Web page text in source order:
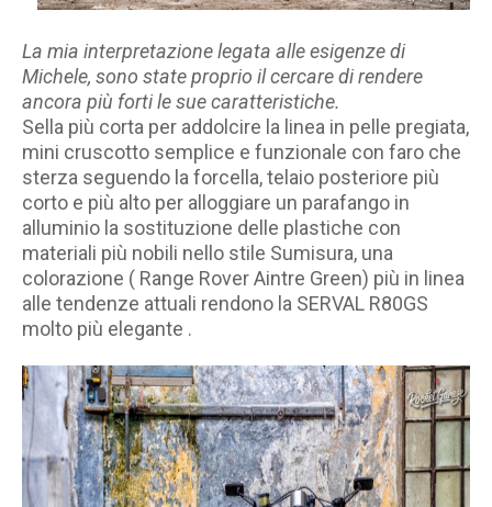
La mia interpretazione legata alle esigenze di
Michele, sono state proprio il cercare di rendere
ancora più forti le sue caratteristiche.
Sella più corta per addolcire la linea in pelle pregiata,
mini cruscotto semplice e funzionale con faro che
sterza seguendo la forcella, telaio posteriore più
corto e più alto per alloggiare un parafango in
alluminio la sostituzione delle plastiche con
materiali più nobili nello stile Sumisura, una
colorazione ( Range Rover Aintre Green) più in linea
alle tendenze attuali rendono la SERVAL R80GS
molto più elegante .